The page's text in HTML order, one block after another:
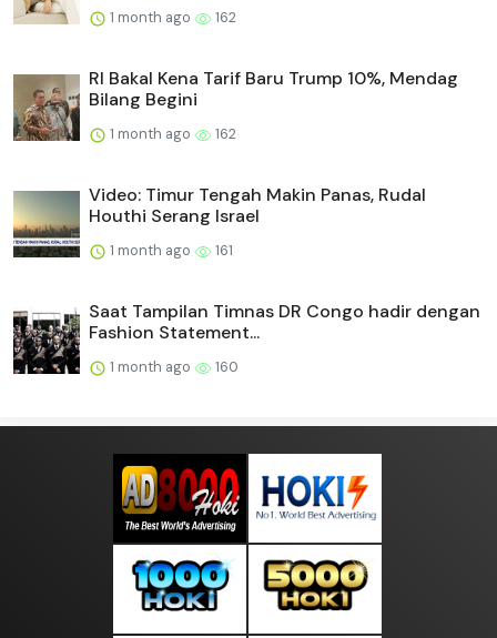
1 month ago 162
RI Bakal Kena Tarif Baru Trump 10%, Mendag
Bilang Begini
1 month ago 162
Video: Timur Tengah Makin Panas, Rudal
Houthi Serang Israel
1 month ago 161
Saat Tampilan Timnas DR Congo hadir dengan
Fashion Statement...
1 month ago 160